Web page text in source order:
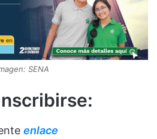
SENA
enlace